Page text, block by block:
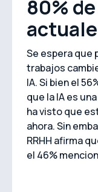
80%
Se espera que
trabajos
IA. Si bien el
que la IA es
ha visto que
ahora. Sin
RRHH afirma
el 46%